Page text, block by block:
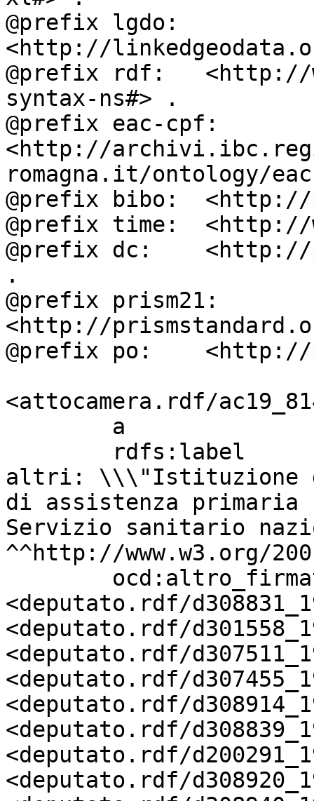
@prefix lgdo:
<http://
@prefix rdf:   <http://
syntax-ns#> .
@prefix eac-cpf:
<http://
romagna.it/ontology/
@prefix bibo:
@prefix time:  <http://
@prefix dc:    <http://
.
@prefix prism21:
<http://
@prefix po:
<attocamera.rdf/
altri: \\\"Istituzione
di assistenza primaria
Servizio sanitario
^^http://www.w3.org/
<deputato.rdf/
<deputato.rdf/
<deputato.rdf/
<deputato.rdf/
<deputato.rdf/
<deputato.rdf/
<deputato.rdf/
<deputato.rdf/